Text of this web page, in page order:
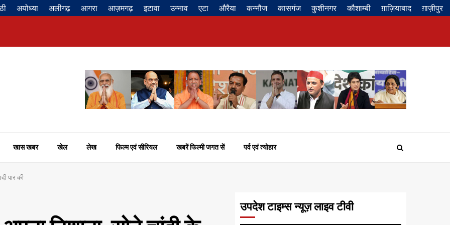
अयोध्या अलीगढ़ आगरा आज़मगढ़ इटावा उन्नाव एटा औरैया कन्नौज कासगंज कुशीनगर कौशाम्बी ग़ाज़ियाबाद ग़ाज़ीपुर
खास खबर खेल लेख फिल्म एवं सीरियल खबरें फिल्मी जगत सें पर्व एवं त्योहार
पार की
उपदेश टाइम्स न्यूज़ लाइव टीवी